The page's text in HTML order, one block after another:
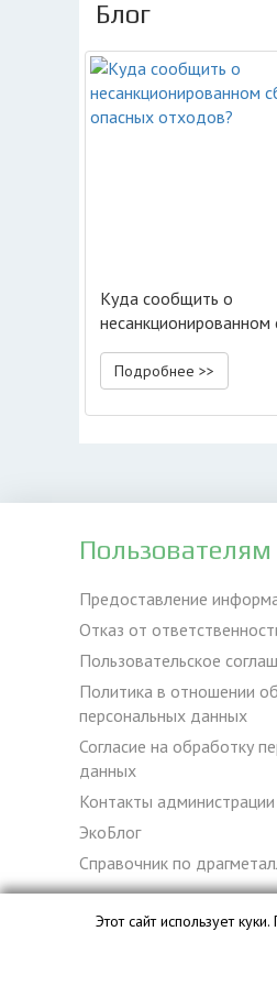
Блог
Куда сообщить о
несанкционированном
опасных отходов?
Подробнее >>
Пользователям
Предоставление
Отказ от
Пользовательское
Политика в отношении
персональных данных
Согласие на обработку
данных
Контакты администрации
ЭкоБлог
Справочник по
База данных сайта
Этот сайт использует